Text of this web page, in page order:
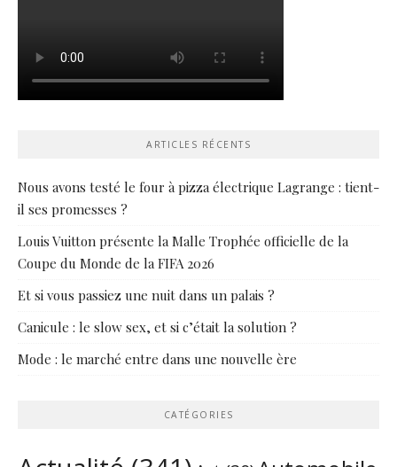
ARTICLES RÉCENTS
Nous avons testé le four à pizza électrique Lagrange : tient-
il ses promesses ?
Louis Vuitton présente la Malle Trophée officielle de la
Coupe du Monde de la FIFA 2026
Et si vous passiez une nuit dans un palais ?
Canicule : le slow sex, et si c’était la solution ?
Mode : le marché entre dans une nouvelle ère
CATÉGORIES